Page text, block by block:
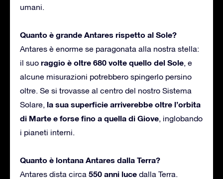
umani.
Quanto è grande Antares rispetto al Sole?
Antares è enorme se paragonata alla nostra stella:
il suo raggio è oltre 680 volte quello del Sole, e
alcune misurazioni potrebbero spingerlo persino
oltre. Se si trovasse al centro del nostro Sistema
Solare, la sua superficie arriverebbe oltre l’orbita
di Marte e forse fino a quella di Giove, inglobando
i pianeti interni.
Quanto è lontana Antares dalla Terra?
Antares dista circa 550 anni luce dalla Terra.